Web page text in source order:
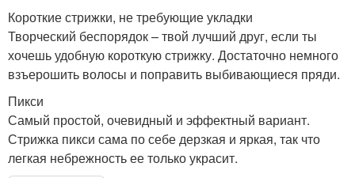
Короткие стрижки, не требующие укладки
Творческий беспорядок – твой лучший друг, если ты
хочешь удобную короткую стрижку. Достаточно немного
взъерошить волосы и поправить выбивающиеся пряди.
Пикси
Самый простой, очевидный и эффектный вариант.
Стрижка пикси сама по себе дерзкая и яркая, так что
легкая небрежность ее только украсит.